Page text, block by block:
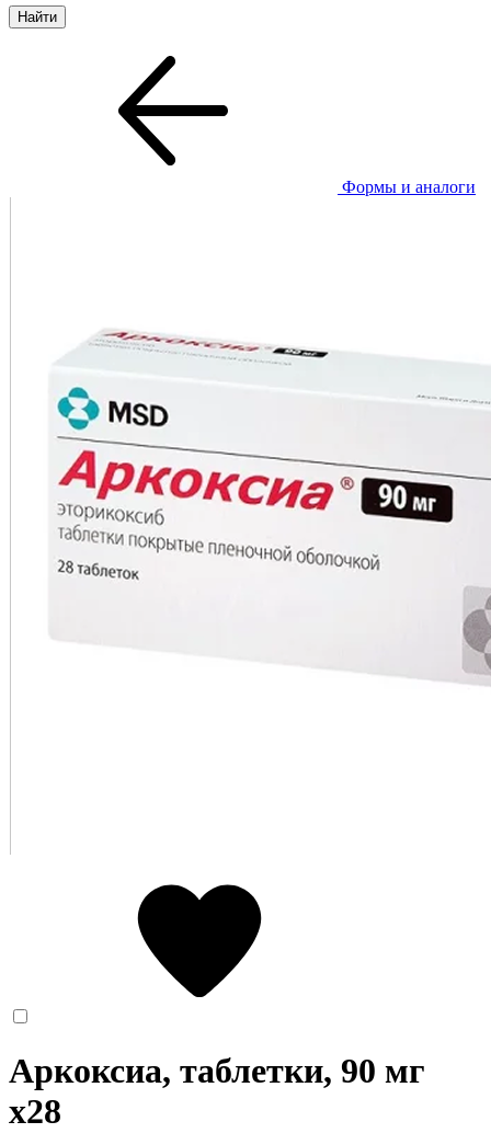
Формы и аналоги
Аркоксиа, таблетки, 90 мг
x28